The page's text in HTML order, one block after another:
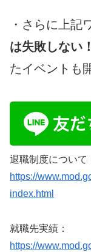
・さらに上記
は失敗しない
たイベントも
退職制度について
https://
index.html
就職先実績：
https://